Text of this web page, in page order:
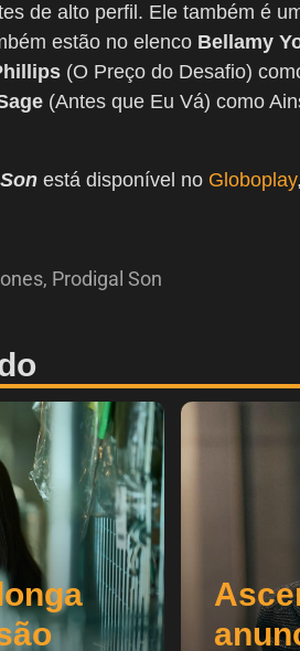
de alto perfil. Ele também é
estão no elenco Bellamy
(O Preço do Desafio)
(Antes que Eu Vá) como
está disponível no Globoplay
, Prodigal Son